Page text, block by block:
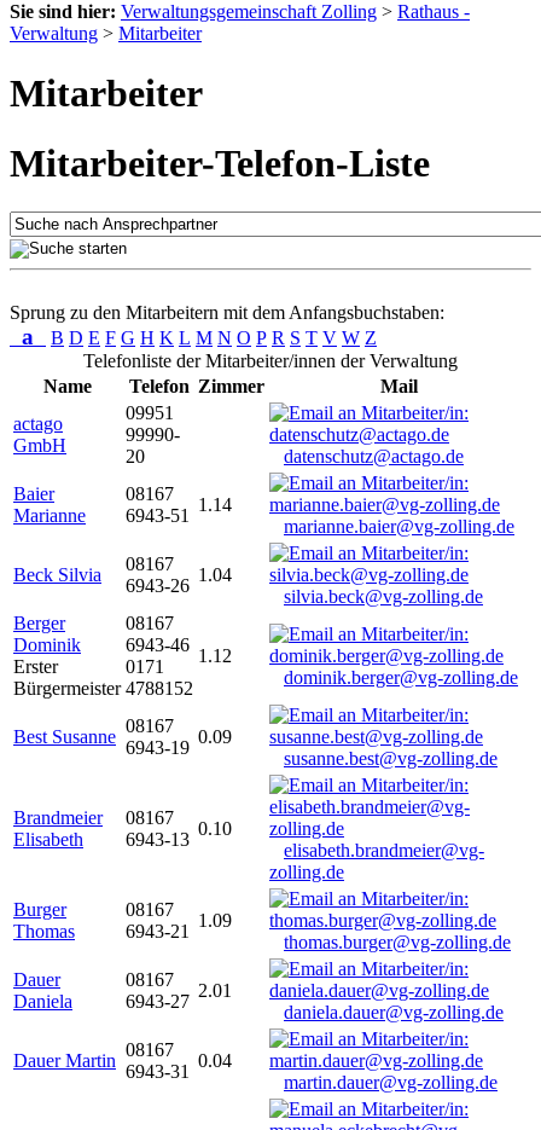
Sie sind hier: Verwaltungsgemeinschaft Zolling > Rathaus -
Verwaltung > Mitarbeiter
Mitarbeiter
Mitarbeiter-Telefon-Liste
Sprung zu den Mitarbeitern mit dem Anfangsbuchstaben:
a B D E F G H K L M N O P R S T V W Z
Telefonliste der Mitarbeiter/innen der Verwaltung
Name
Telefon Zimmer
Mail
actago
GmbH
09951
99990-
20
datenschutz@actago.de
Baier
Marianne
08167
6943-51
1.14
marianne.baier@vg-zolling.de
Beck Silvia
08167
6943-26
1.04
silvia.beck@vg-zolling.de
Berger
Dominik
Erster
Bürgermeister
08167
6943-46
0171
4788152
1.12
dominik.berger@vg-zolling.de
Best Susanne
08167
6943-19
0.09
susanne.best@vg-zolling.de
Brandmeier
Elisabeth
08167
6943-13
0.10
elisabeth.brandmeier@vg-
zolling.de
Burger
Thomas
08167
6943-21
1.09
thomas.burger@vg-zolling.de
Dauer
Daniela
08167
6943-27
2.01
daniela.dauer@vg-zolling.de
Dauer Martin
08167
6943-31
0.04
martin.dauer@vg-zolling.de